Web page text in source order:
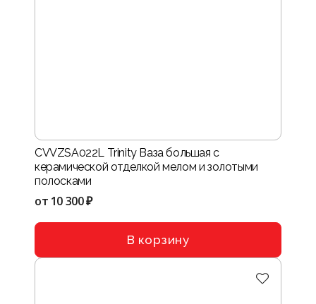
CVVZSA022L Trinity Ваза большая с
керамической отделкой мелом и золотыми
полосками
от 10 300 ₽
В корзину